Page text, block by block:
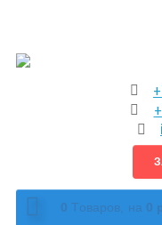
0 Tоваров, на 0